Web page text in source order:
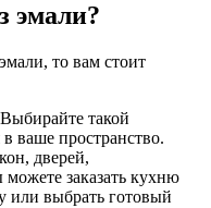
эмали?
то вам стоит
такой
ваше пространство.
дверей,
заказать кухню
или выбрать готовый